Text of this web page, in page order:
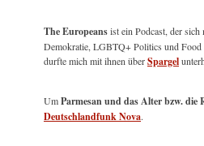
The Europeansist ein Podcast, der
Demokratie, LGBTQ+ Politics und Food
durfte mich mit ihnen überSpargel
UmParmesan und das Alter bzw. die
Deutschlandfunk Nova.